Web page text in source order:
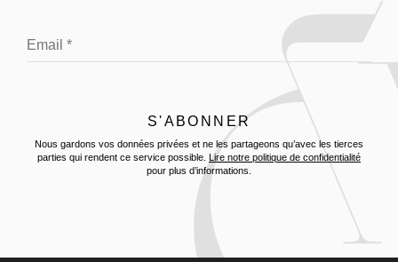
Nous gardons vos données privées et ne les partageons qu’avec les tierces
parties qui rendent ce service possible. Lire notre politique de confidentialité
pour plus d’informations.